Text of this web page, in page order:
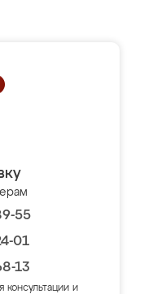
55
01
13
консультации и